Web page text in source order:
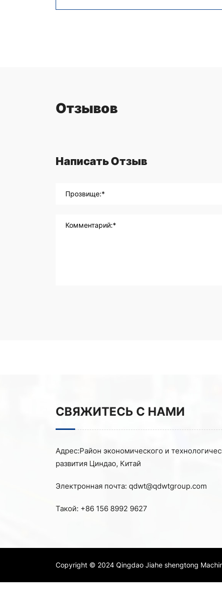
Отзывов
Написать Отзыв
Прозвище:*
Комментарий:*
СВЯЖИТЕСЬ С НАМИ
Адрес:Район экономического и
развития Циндао, Китай
Электронная почта: qdwt@qdwtgroup.com
Такой: +86 156 8992 9627
Copyright © 2024 Qingdao Jiahe shengtong